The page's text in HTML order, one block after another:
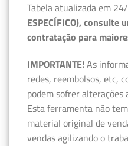
Tabela atualizada em
ESPECÍFICO), consulte
contratação para
IMPORTANTE!As
redes, reembolsos, etc,
podem sofrer
Esta ferramenta não
material original de
vendas agilizando o